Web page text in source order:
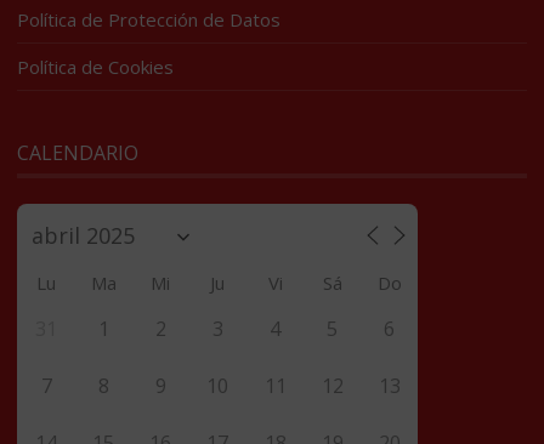
Política de Protección de Datos
Política de Cookies
CALENDARIO
Lu Ma Mi Ju Vi Sá Do
1 2 3 4 5 6
7 8 9 10 11 12 13